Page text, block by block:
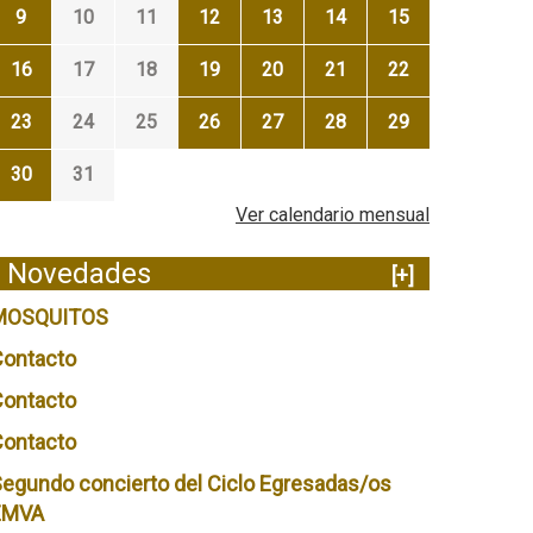
9 10 11 12 13 14 15
16 17 18 19 20 21 22
23 24 25 26 27 28 29
30
31
Ver calendario mensual
Novedades
[+]
concierto del Ciclo Egresadas/os